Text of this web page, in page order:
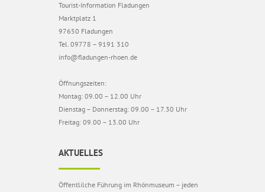
Tourist-Information Fladungen
Marktplatz 1
97650 Fladungen
Tel. 09778 – 9191 310
info@fladungen-rhoen.de
Öffnungszeiten:
Montag: 09.00 – 12.00 Uhr
Dienstag – Donnerstag: 09.00 – 17.30 Uhr
Freitag: 09.00 – 13.00 Uhr
AKTUELLES
Öffentlilche Führung im Rhönmuseum – jeden